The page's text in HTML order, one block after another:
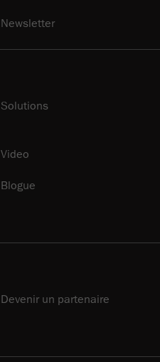
Newsletter
Solutions
Video
Blogue
Devenir un partenaire